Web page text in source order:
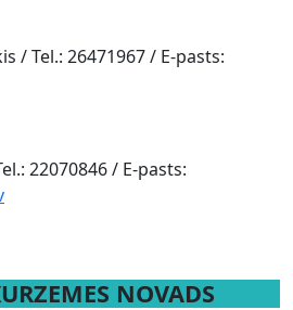
/ Tel.: 26471967 / E-pasts:
22070846 / E-pasts:
NOVADS